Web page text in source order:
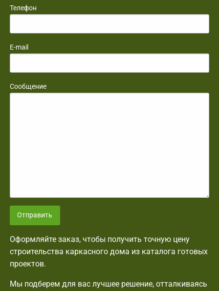
Телефон
E-mail
Сообщение
Отправить
Оформляйте заказ, чтобы получить точную цену
строительства каркасного дома из каталога готовых
проектов.
Мы подберем для вас лучшее решение, отталкиваясь